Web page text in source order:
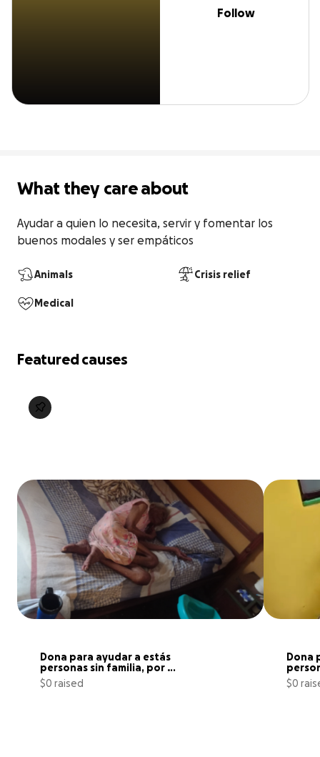
Follow
What they care about
Ayudar a quien lo necesita, servir y fomentar los
buenos modales y ser empáticos
Animals Crisis relief
Medical
Featured causes
Dona para ayudar a estás
personas sin familia, por
favor
$0 raised
Dona
$0